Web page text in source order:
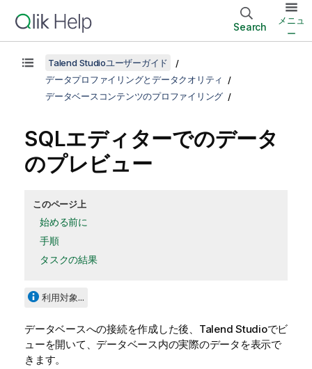
Search
メニュ
ー
Talend Studioユーザーガイド
データプロファイリングとデータクオリティ
データベースコンテンツのプロファイリング
SQLエディターでのデータ
のプレビュー
このページ上
始める前に
手順
タスクの結果
利用対象...
データベースへの接続を作成した後、 Talend Studioでビ
ューを開いて、データベース内の実際のデータを表示で
きます。